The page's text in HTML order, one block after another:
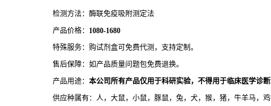
检测方法：酶联免疫吸附测定法
产品价格： 1080-1680
特殊服务：购试剂盒可免费代测，支持定制。
售后保障：如产品质量问题包免费退换。
产品用途： 本公司所有产品仅用于科研实验，不得用于临床医学诊断
供应种属有：人，大鼠，小鼠，豚鼠，兔，犬，猴，猪，牛羊马，